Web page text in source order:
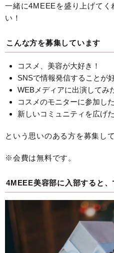
一緒に4MEEEを盛り上げてく
い！
こんな方を募集しています
コスメ、美容が大好き！
SNSで情報発信することが
WEBメディアに出演してみ
コスメのモニターに参加し
新しいコミュニティを広げ
という思いのある方を募集し
※会費は無料です。
4MEEE美容部に入部すると、